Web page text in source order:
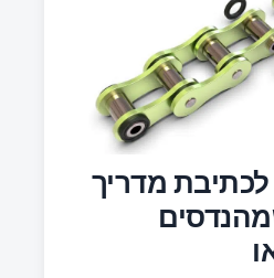
לכתיבת מדריך